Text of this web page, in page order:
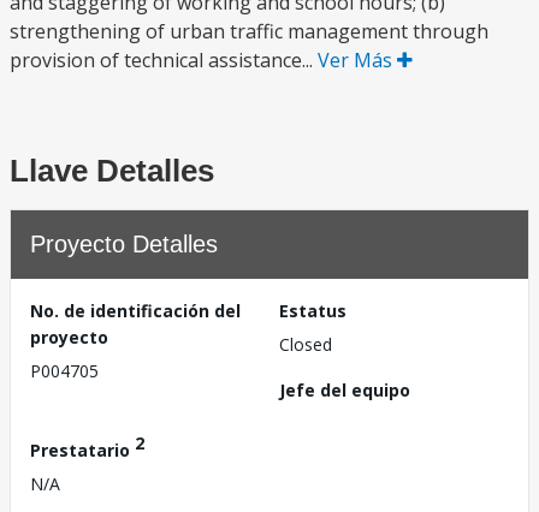
strengthening of urban traffic management through
provision of technical assistance... Ver Más
Llave Detalles
Proyecto Detalles
No. de identificación del
proyecto
P004705
Estatus
Closed
Jefe del equipo
Prestatario 2
N/A